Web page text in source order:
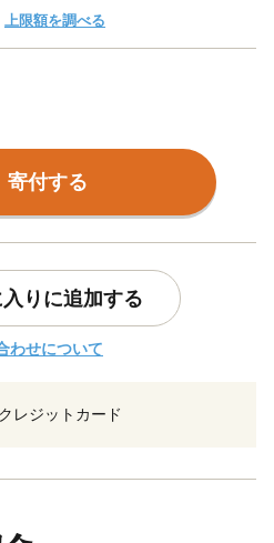
上限額を調べる
寄付する
りに追加する
わせについて
クレジットカード